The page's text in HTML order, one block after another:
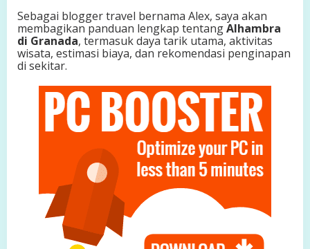
t
e
k
a
i
A
u
Sebagai blogger travel bernama Alex, saya akan
membagikan panduan lengkap tentangAlhambra
di Granada, termasuk daya tarik utama, aktivitas
wisata, estimasi biaya, dan rekomendasi penginapan
di sekitar.